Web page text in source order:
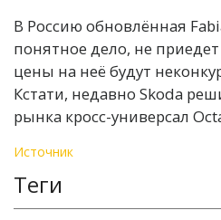
В Россию обновлённая
понятное дело, не
цены на неё будут
Кстати, недавно Skoda
рынка кросс-универсал
Источник
Теги